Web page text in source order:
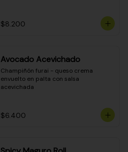
$8.200
Avocado Acevichado
Champiñón furai - queso crema
envuelto en palta con salsa
acevichada
$6.400